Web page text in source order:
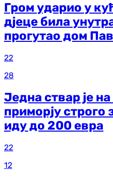
Гром ударио у
дјеце била
прогутао дом
22
28
Једна ствар је
приморју
иду до 200 евра
22
12